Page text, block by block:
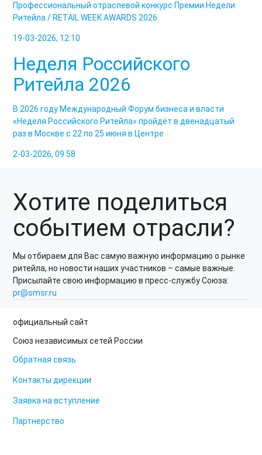
Профессиональный отраслевой конкурс Премии Недели
Ритейла / RETAIL WEEK AWARDS 2026.
19-03-2026, 12:10
Неделя Российского
Ритейла 2026
В 2026 году Международный Форум бизнеса и власти
«Неделя Российского Ритейла» пройдёт в двенадцатый
раз в Москве с 22 по 25 июня в Центре
2-03-2026, 09:58
Хотите поделиться
событием отрасли?
Мы отбираем для Вас самую важную информацию о рынке
ритейла, но новости наших участников – самые важные.
Присылайте свою информацию в пресс-службу Союза:
pr@smsr.ru
официальный сайт
Союз независимых сетей России
Обратная связь
Контакты дирекции
Заявка на вступление
Партнерство